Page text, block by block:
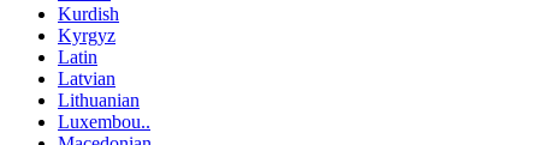
Kurdish
Kyrgyz
Latin
Latvian
Lithuanian
Luxembou..